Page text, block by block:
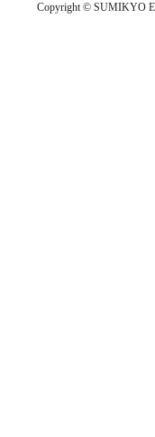
Copyright © SUMIKYO